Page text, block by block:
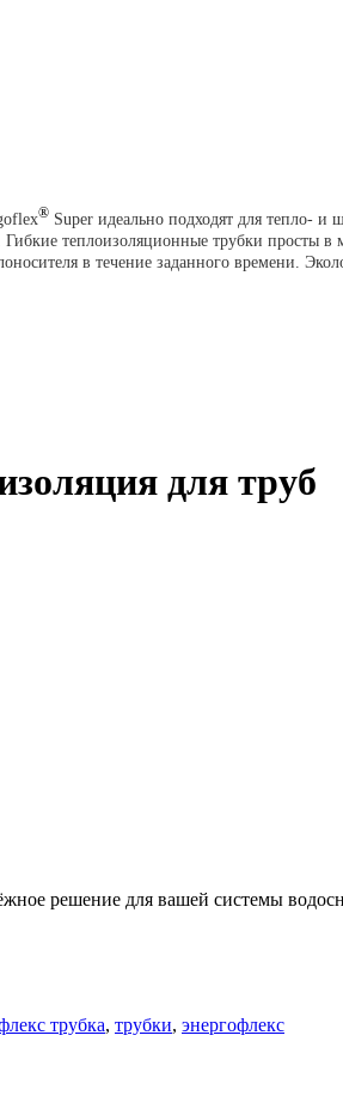
® Super идеально подходят для тепло-
Гибкие теплоизоляционные трубки
в течение заданного времени.
для труб
решение для вашей системы
трубка, трубки, энергофлекс